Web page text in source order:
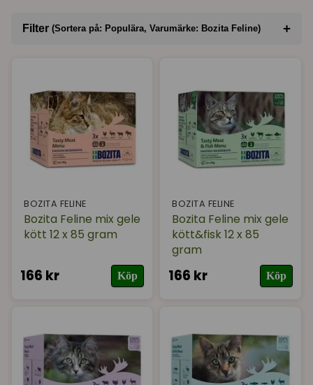
Filter (Sortera på: Populära, Varumärke: Bozita Feline) +
Varumärke(Bozita Feline)
I lager
BOZITA FELINE
Bozita Feline mix gele
kött 12 x 85 gram
166 kr Köp
BOZITA FELINE
Bozita Feline mix gele
kött&fisk 12 x 85
gram
166 kr Köp